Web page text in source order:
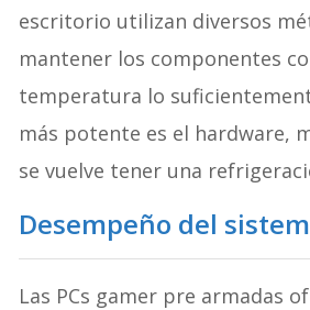
escritorio utilizan diversos
mantener los componentes
temperatura lo
más potente es el hardware,
se vuelve tener una
Desempeño del
Las PCs gamer pre armadas